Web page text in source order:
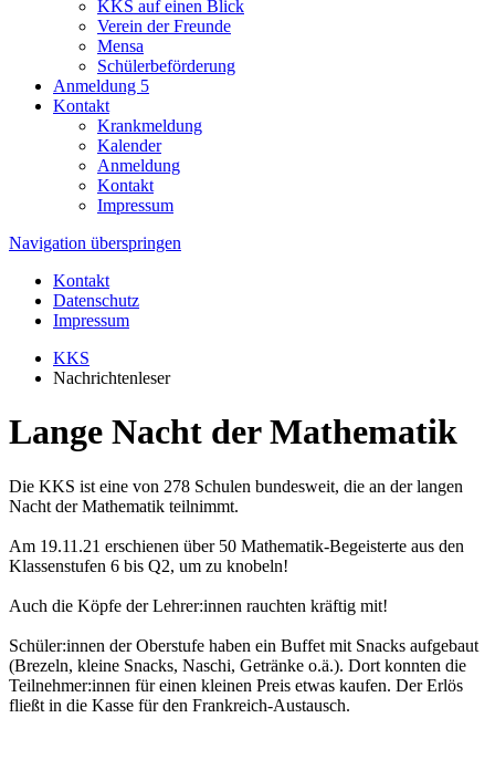
KKS auf einen Blick
Verein der Freunde
Mensa
Schülerbeförderung
Anmeldung 5
Kontakt
Krankmeldung
Kalender
Anmeldung
Kontakt
Impressum
Navigation überspringen
Kontakt
Datenschutz
Impressum
KKS
Nachrichtenleser
Lange Nacht der Mathematik
Die KKS ist eine von 278 Schulen bundesweit, die an der langen
Nacht der Mathematik teilnimmt.
Am 19.11.21 erschienen über 50 Mathematik-Begeisterte aus den
Klassenstufen 6 bis Q2, um zu knobeln!
Auch die Köpfe der Lehrer:innen rauchten kräftig mit!
Schüler:innen der Oberstufe haben ein Buffet mit Snacks aufgebaut
(Brezeln, kleine Snacks, Naschi, Getränke o.ä.). Dort konnten die
Teilnehmer:innen für einen kleinen Preis etwas kaufen. Der Erlös
fließt in die Kasse für den Frankreich-Austausch.